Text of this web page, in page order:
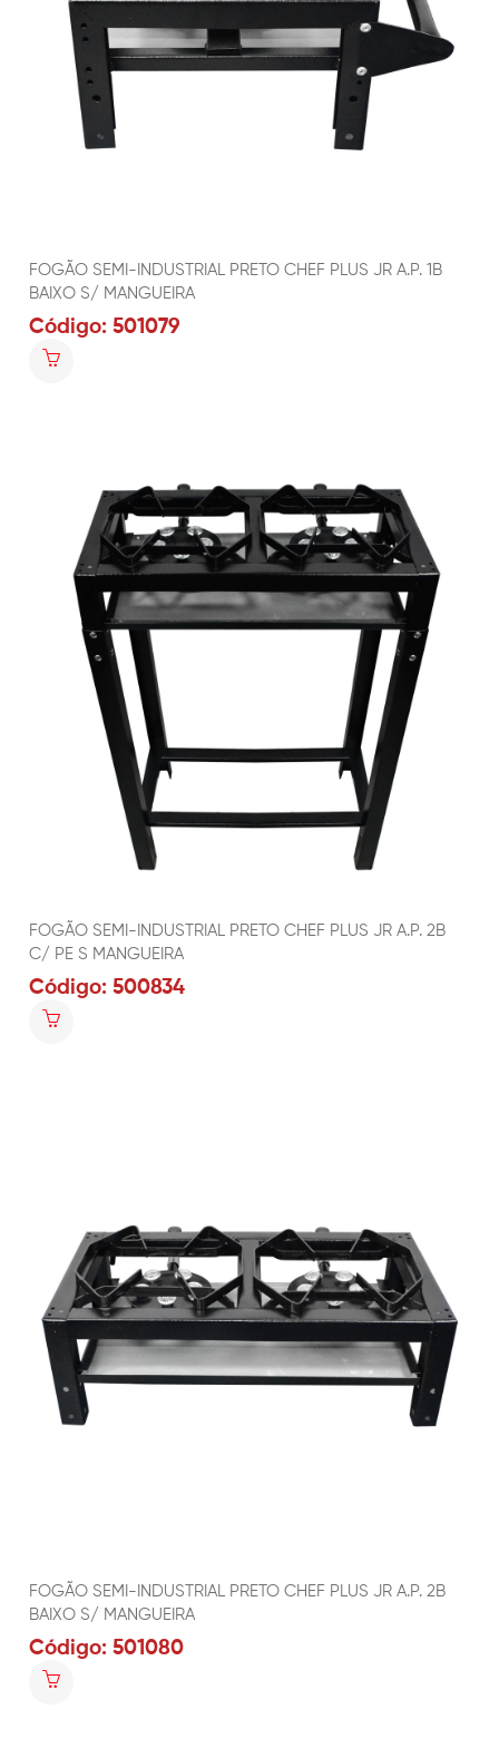
FOGÃO SEMI-INDUSTRIAL PRETO CHEF PLUS JR A.P. 1B
BAIXO S/ MANGUEIRA
Código: 501079
FOGÃO SEMI-INDUSTRIAL PRETO CHEF PLUS JR A.P. 2B
C/ PE S MANGUEIRA
Código: 500834
FOGÃO SEMI-INDUSTRIAL PRETO CHEF PLUS JR A.P. 2B
BAIXO S/ MANGUEIRA
Código: 501080